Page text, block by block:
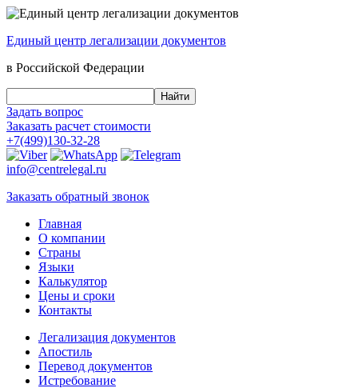
Единый центр легализации документов
в Российской Федерации
Задать вопрос
Заказать расчет стоимости
+7(499)130-32-28
info@centrelegal.ru
Заказать обратный звонок
Главная
О компании
Страны
Языки
Калькулятор
Цены и сроки
Контакты
Легализация документов
Апостиль
Перевод документов
Истребование